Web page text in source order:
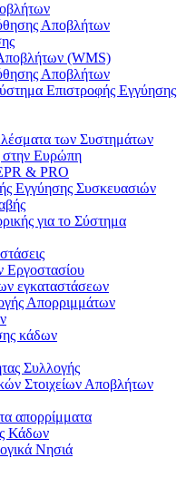
Αποβλήτων
(WMS)
Αποβλήτων
Επιστροφής Εγγύησης
των Συστημάτων
στην Ευρώπη
& PRO
Εγγύησης Συσκευασιών
για το Σύστημα
Εργοστασίου
εγκαταστάσεων
Απορριμμάτων
κάδων
Συλλογής
Στοιχείων Αποβλήτων
απορρίμματα
Κάδων
Νησιά